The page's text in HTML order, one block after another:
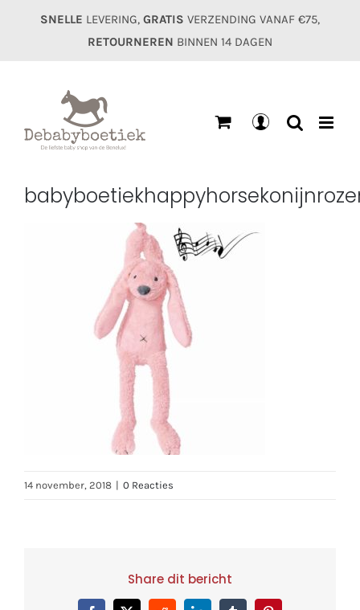
SNELLE LEVERING, GRATIS VERZENDING VANAF €75,
RETOURNEREN BINNEN 14 DAGEN
14 november, 2018 | 0 Reacties
Share dit bericht